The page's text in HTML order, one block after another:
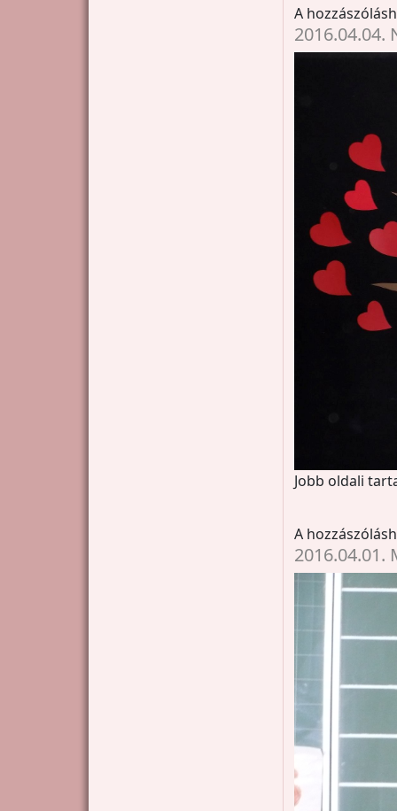
A
2016.04.04.
Jobb oldali
A
2016.04.01.